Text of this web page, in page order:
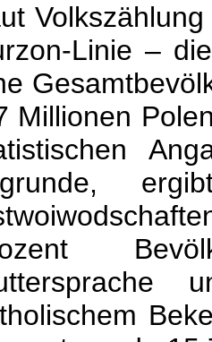
Linie –
Millionen